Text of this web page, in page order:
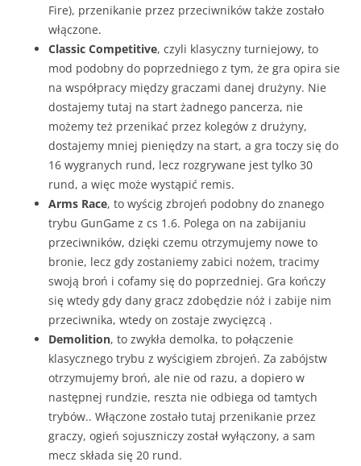
Fire), przenikanie przez przeciwników także zostało
włączone.
Classic Competitive, czyli klasyczny turniejowy, to
mod podobny do poprzedniego z tym, że gra opira sie
na współpracy między graczami danej drużyny. Nie
dostajemy tutaj na start żadnego pancerza, nie
możemy też przenikać przez kolegów z drużyny,
dostajemy mniej pieniędzy na start, a gra toczy się do
16 wygranych rund, lecz rozgrywane jest tylko 30
rund, a więc może wystąpić remis.
Arms Race, to wyścig zbrojeń podobny do znanego
trybu GunGame z cs 1.6. Polega on na zabijaniu
przeciwników, dzięki czemu otrzymujemy nowe to
bronie, lecz gdy zostaniemy zabici nożem, tracimy
swoją broń i cofamy się do poprzedniej. Gra kończy
się wtedy gdy dany gracz zdobędzie nóż i zabije nim
przeciwnika, wtedy on zostaje zwycięzcą .
Demolition, to zwykła demolka, to połączenie
klasycznego trybu z wyścigiem zbrojeń. Za zabójstw
otrzymujemy broń, ale nie od razu, a dopiero w
następnej rundzie, reszta nie odbiega od tamtych
trybów.. Włączone zostało tutaj przenikanie przez
graczy, ogień sojuszniczy został wyłączony, a sam
mecz składa się 20 rund.